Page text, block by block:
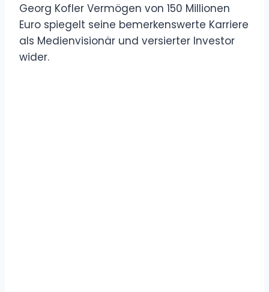
Georg Kofler Vermögen von 150 Millionen
Euro spiegelt seine bemerkenswerte Karriere
als Medienvisionär und versierter Investor
wider.